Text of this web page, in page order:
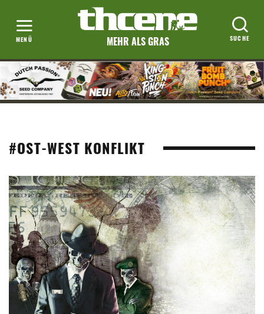
MEHR ALS GRAS
#OST-WEST KONFLIKT